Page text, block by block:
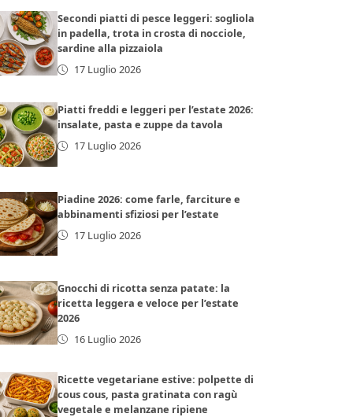
Secondi piatti di pesce leggeri: sogliola
in padella, trota in crosta di nocciole,
sardine alla pizzaiola
17 Luglio 2026
Piatti freddi e leggeri per l’estate 2026:
insalate, pasta e zuppe da tavola
17 Luglio 2026
Piadine 2026: come farle, farciture e
abbinamenti sfiziosi per l’estate
17 Luglio 2026
Gnocchi di ricotta senza patate: la
ricetta leggera e veloce per l’estate
2026
16 Luglio 2026
Ricette vegetariane estive: polpette di
cous cous, pasta gratinata con ragù
vegetale e melanzane ripiene